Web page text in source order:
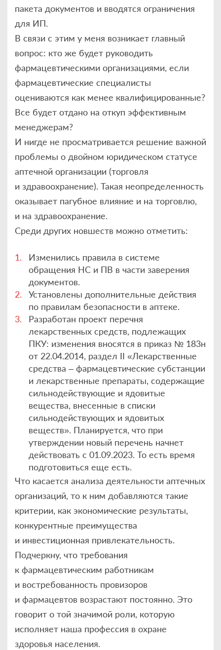
пакета документов и вводятся ограничения
для ИП.
В связи с этим у меня возникает главный
вопрос: кто же будет руководить
фармацевтическими организациями, если
фармацевтические специалисты
оцениваются как менее квалифицированные?
Все будет отдано на откуп эффективным
менеджерам?
И нигде не просматривается решение важной
проблемы о двойном юридическом статусе
аптечной организации (торговля
и здравоохранение). Такая неопределенность
оказывает пагубное влияние и на торговлю,
и на здравоохранение.
Среди других новшеств можно отметить:
Изменились правила в системе
обращения НС и ПВ в части заверения
документов.
Установлены дополнительные действия
по правилам безопасности в аптеке.
Разработан проект перечня
лекарственных средств, подлежащих
ПКУ: изменения вносятся в приказ № 183н
от 22.04.2014, раздел II «Лекарственные
средства – фармацевтические субстанции
и лекарственные препараты, содержащие
сильнодействующие и ядовитые
вещества, внесенные в списки
сильнодействующих и ядовитых
веществ». Планируется, что при
утверждении новый перечень начнет
действовать с 01.09.2023. То есть время
подготовиться еще есть.
Что касается анализа деятельности аптечных
организаций, то к ним добавляются такие
критерии, как экономические результаты,
конкурентные преимущества
и инвестиционная привлекательность.
Подчеркну, что требования
к фармацевтическим работникам
и востребованность провизоров
и фармацевтов возрастают постоянно. Это
говорит о той значимой роли, которую
исполняет наша профессия в охране
здоровья населения.